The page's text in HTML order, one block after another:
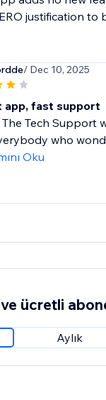
justification
/ Dec 10, 2025
app, fast support
The Tech Support
who
Oku
ve ücretli
Aylık